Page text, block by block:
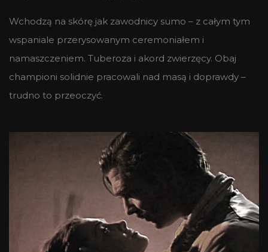
Wchodzą na skórę jak zawodnicy sumo – z całym tym
wspaniale przerysowanym ceremoniałem i
namaszczeniem. Tuberoza i akord zwierzęcy. Obaj
championi solidnie pracowali nad masą i doprawdy –
trudno to przeoczyć.